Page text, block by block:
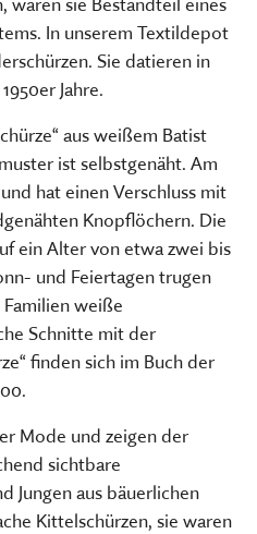
In unserem Textildepot
Sie datieren in
Jahre.
aus weißem Batist
ist selbstgenäht. Am
hat einen Verschluss mit
Knopflöchern. Die
ein Alter von etwa zwei bis
und Feiertagen trugen
weiße
Schnitte mit der
finden sich im Buch der
Mode und zeigen der
sichtbare
Jungen aus bäuerlichen
Kittelschürzen, sie waren